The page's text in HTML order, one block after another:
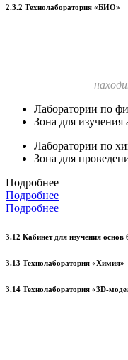
2.3.2 Технолаборатория «БИО»
Лаборатории по
Зона для
Лаборатории по
Зона для
Подробнее
Подробнее
Подробнее
3.12 Кабинет для изучения
3.13 Технолаборатория «Химия»
3.14 Технолаборатория «3D-